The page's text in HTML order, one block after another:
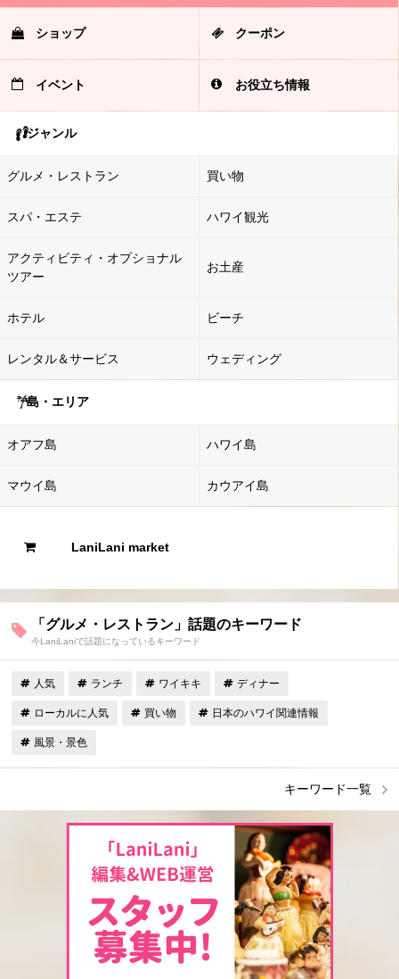
ショップ クーポン
イベント お役立ち情報
ジャンル
グルメ・レストラン 買い物
スパ・エステ ハワイ観光
アクティビティ・オプショナル
ツアー
お土産
ホテル ビーチ
レンタル＆サービス ウェディング
島・エリア
オアフ島 ハワイ島
マウイ島 カウアイ島
LaniLani market
「グルメ・レストラン」話題のキーワード
今LaniLaniで話題になっているキーワード
人気 ランチ ワイキキ ディナー
ローカルに人気 買い物 日本のハワイ関連情報
風景・景色
キーワード一覧